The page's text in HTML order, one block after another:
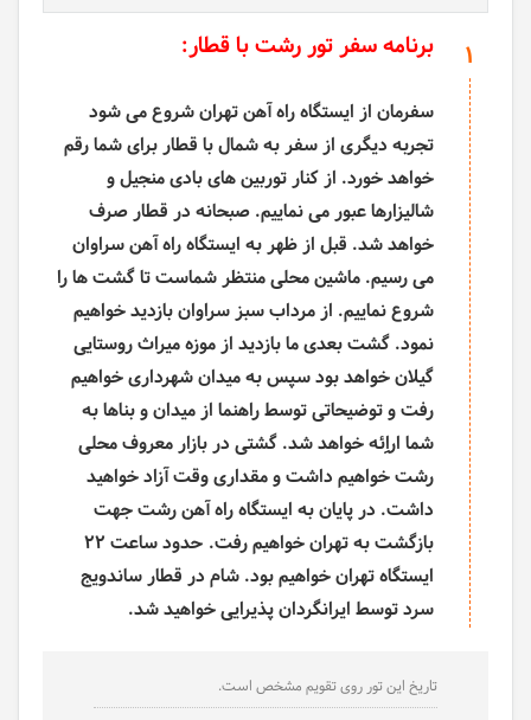
1 برنامه سفر تور رشت با قطار:
سفرمان از ایستگاه راه آهن تهران شروع می شود
تجربه دیگری از سفر به شمال با قطار برای شما رقم
خواهد خورد. از کنار توربین های بادی منجیل و
شالیزارها عبور می نماییم. صبحانه در قطار صرف
خواهد شد. قبل از ظهر به ایستگاه راه آهن سراوان
می رسیم. ماشین محلی منتظر شماست تا گشت ها را
شروع نماییم. از مرداب سبز سراوان بازدید خواهیم
نمود. گشت بعدی ما بازدید از موزه میراث روستایی
گیلان خواهد بود سپس به میدان شهرداری خواهیم
رفت و توضیحاتی توسط راهنما از میدان و بناها به
شما اراِِئه خواهد شد. گشتی در بازار معروف محلی
رشت خواهیم داشت و مقداری وقت آزاد خواهید
داشت. در پایان به ایستگاه راه آهن رشت جهت
بازگشت به تهران خواهیم رفت. حدود ساعت 22
ایستگاه تهران خواهیم بود. شام در قطار ساندویج
سرد توسط ایرانگردان پذیرایی خواهید شد.
تاریخ این تور روی تقویم مشخص است.